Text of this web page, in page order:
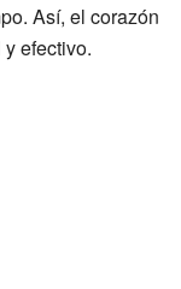
Así, el corazón
efectivo.